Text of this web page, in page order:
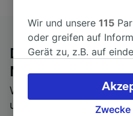
Die ehrliche
Nutzern
Wer könnte Ihnen
unsere Kunden selbst?
Wir und unsere115
oder greifen auf
Gerät zu, z.B. auf
verarbeiten. Sie
akzeptieren oder
Ihres
Zwecke